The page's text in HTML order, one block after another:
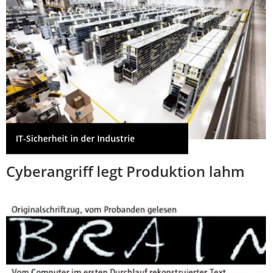
IT-Sicherheit in der Industrie
Cyberangriff legt Produktion lahm